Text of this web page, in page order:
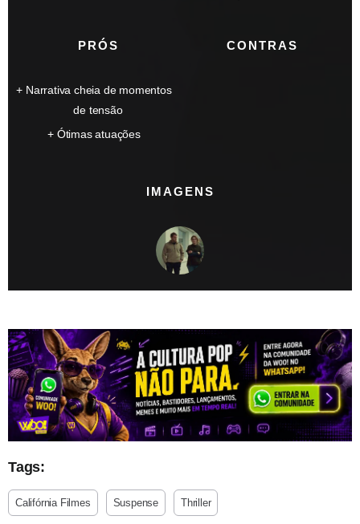
PRÓS
Narrativa cheia de momentos
de tensão
Ótimas atuações
CONTRAS
IMAGENS
Tags:
Califórnia Filmes Suspense Thriller